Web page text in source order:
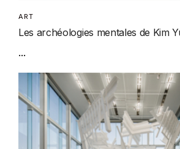
ART
Les archéologies mentales de Kim
...